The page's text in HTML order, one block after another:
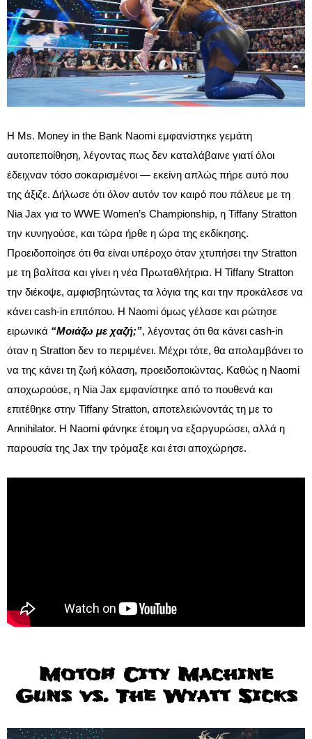
Η Ms. Money in the Bank Naomi εμφανίστηκε γεμάτη
αυτοπεποίθηση, λέγοντας πως δεν καταλάβαινε γιατί όλοι
έδειχναν τόσο σοκαρισμένοι — εκείνη απλώς πήρε αυτό που
της άξιζε. Δήλωσε ότι όλον αυτόν τον καιρό που πάλευε με τη
Nia Jax για το WWE Women’s Championship, η Tiffany Stratton
την κυνηγούσε, και τώρα ήρθε η ώρα της εκδίκησης.
Προειδοποίησε ότι θα είναι υπέροχο όταν χτυπήσει την Stratton
με τη βαλίτσα και γίνει η νέα Πρωταθλήτρια. Η Tiffany Stratton
την διέκοψε, αμφισβητώντας τα λόγια της και την προκάλεσε να
κάνει cash-in επιτόπου. Η Naomi όμως γέλασε και ρώτησε
ειρωνικά “Μοιάζω με χαζή;”, λέγοντας ότι θα κάνει cash-in
όταν η Stratton δεν το περιμένει. Μέχρι τότε, θα απολαμβάνει το
να της κάνει τη ζωή κόλαση, προειδοποιώντας. Καθώς η Naomi
αποχωρούσε, η Nia Jax εμφανίστηκε από το πουθενά και
επιτέθηκε στην Tiffany Stratton, αποτελειώνοντάς τη με το
Annihilator. Η Naomi φάνηκε έτοιμη να εξαργυρώσει, αλλά η
παρουσία της Jax την τρόμαξε και έτσι αποχώρησε.
Motor City Machine
Guns vs. The Wyatt Sicks